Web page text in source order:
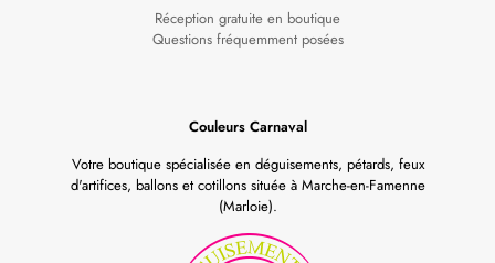
Réception gratuite en boutique
Questions fréquemment posées
Couleurs Carnaval
Votre boutique spécialisée en déguisements, pétards, feux
d'artifices, ballons et cotillons située à Marche-en-Famenne
(Marloie).